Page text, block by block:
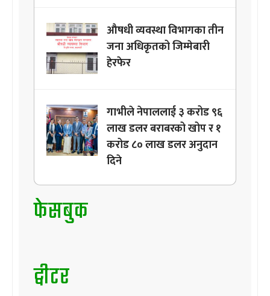
औषधी व्यवस्था विभागका तीन
जना अधिकृतको जिम्मेबारी
हेरफेर
गाभीले नेपाललाई ३ करोड ९६
लाख डलर बराबरको खोप र १
करोड ८० लाख डलर अनुदान
दिने
फेसबुक
ट्वीटर